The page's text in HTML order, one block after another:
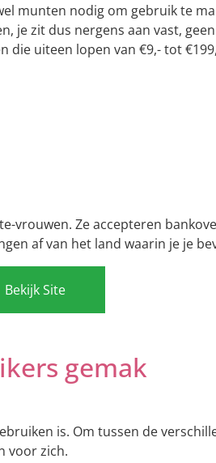
munten nodig om gebruik te
je zit dus nergens aan vast,
die uiteen lopen van €9,- tot
vrouwen. Ze accepteren
af van het land waarin je je
Bekijk Site
gemak
is. Om tussen de
voor zich.